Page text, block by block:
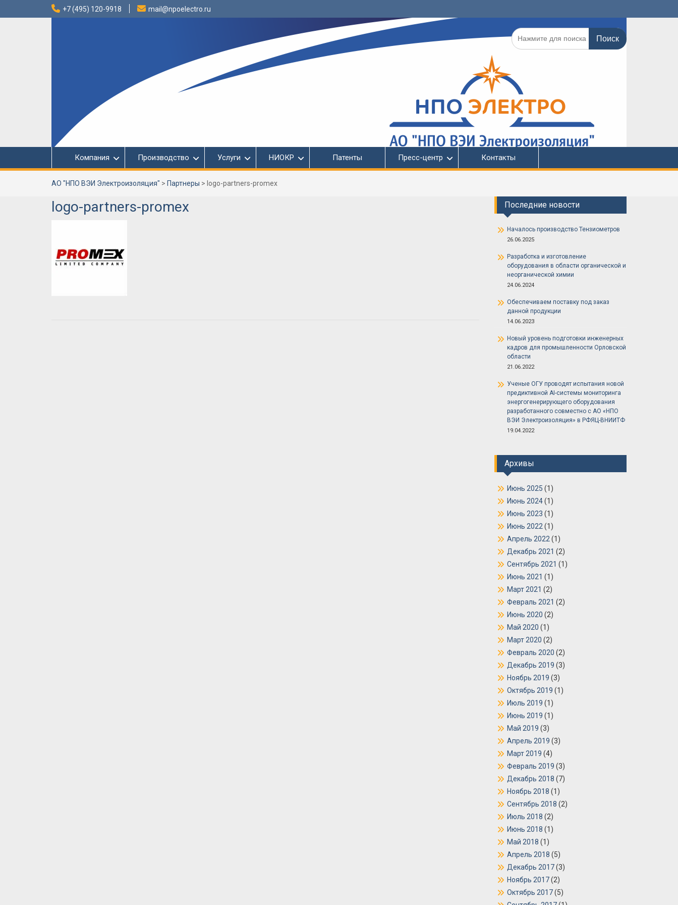
+7 (495) 120-9918 mail@npoelectro.ru
Поиск
по:
Компания Производство Услуги НИОКР Патенты Пресс-центр Контакты
АО "НПО ВЭИ Электроизоляция" > Партнеры > logo-partners-promex
logo-partners-promex Последние новости
Началось производство Тензиометров
26.06.2025
Разработка и изготовление
оборудования в области органической и
неорганической химии
24.06.2024
Обеспечиваем поставку под заказ
данной продукции
14.06.2023
Новый уровень подготовки инженерных
кадров для промышленности Орловской
области
21.06.2022
Ученые ОГУ проводят испытания новой
предиктивной AI-системы мониторинга
энергогенерирующего оборудования
разработанного совместно с АО «НПО
ВЭИ Электроизоляция» в РФЯЦ-ВНИИТФ
19.04.2022
Архивы
Июнь 2025 (1)
Июнь 2024(1)
Июнь 2023 (1)
Июнь 2022 (1)
Апрель 2022 (1)
Декабрь 2021 (2)
Сентябрь 2021 (1)
Июнь 2021 (1)
Март 2021 (2)
Февраль 2021 (2)
Июнь 2020 (2)
Май 2020 (1)
Март 2020 (2)
Февраль 2020 (2)
Декабрь 2019 (3)
Ноябрь 2019 (3)
Октябрь 2019 (1)
Июль 2019 (1)
Июнь 2019 (1)
Май 2019 (3)
Апрель 2019 (3)
Март 2019 (4)
Февраль 2019 (3)
Декабрь 2018 (7)
Ноябрь 2018 (1)
Сентябрь 2018 (2)
Июль 2018 (2)
Июнь 2018 (1)
Май 2018 (1)
Апрель 2018 (5)
Декабрь 2017(3)
Ноябрь 2017(2)
Октябрь 2017(5)